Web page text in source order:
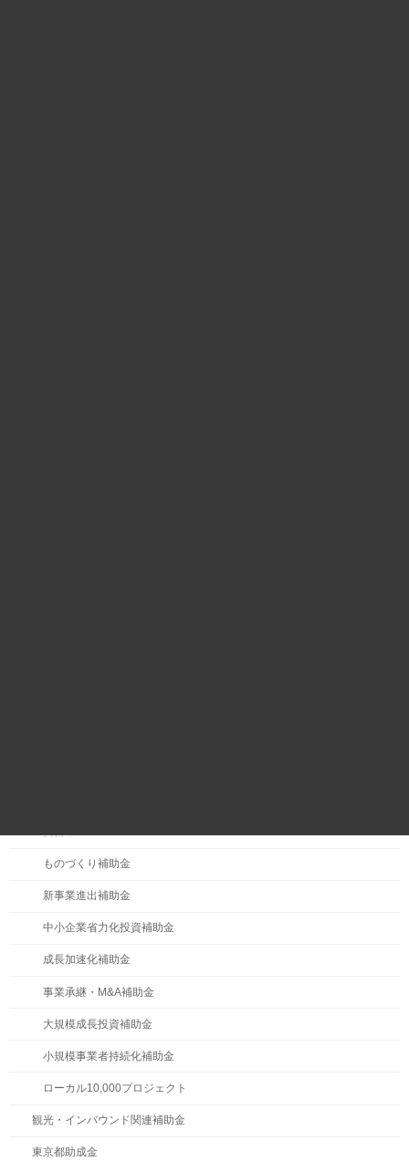
ものづくり補助金
新事業進出補助金
中小企業省力化投資補助金
成長加速化補助金
事業承継・M&A補助金
大規模成長投資補助金
小規模事業者持続化補助金
ローカル10,000プロジェクト
観光・インバウンド関連補助金
東京都助成金